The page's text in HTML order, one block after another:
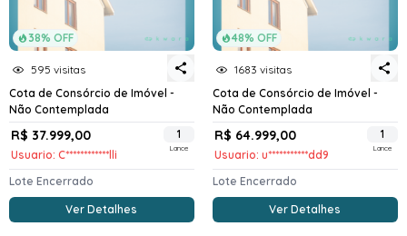
38% OFF
595 visitas
Cota de Consórcio de Imóvel -
Não Contemplada
R$ 37.999,00
Usuario: C************lli
1
Lance
Lote Encerrado
Ver Detalhes
48% OFF
1683 visitas
Cota de Consórcio de Imóvel -
Não Contemplada
R$ 64.999,00
Usuario: u***********dd9
1
Lance
Lote Encerrado
Ver Detalhes